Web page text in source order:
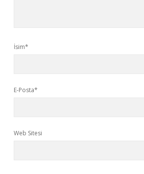
İsim*
E-Posta*
Web Sitesi